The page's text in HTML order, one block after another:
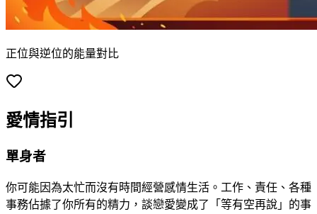
正位與逆位的能量對比
愛情指引
單身者
你可能因為太忙而沒有時間經營感情生活。工作、責任、各種
事務佔據了你所有的精力，談戀愛變成了「等有空再說」的事